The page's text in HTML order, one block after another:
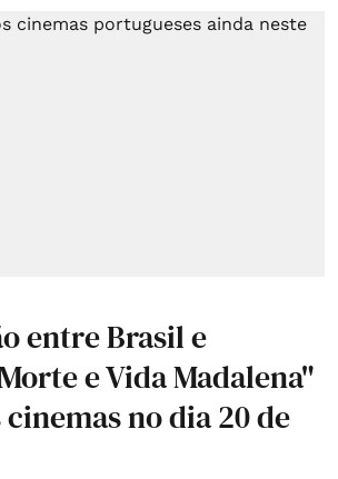
entre Brasil e
e Vida Madalena"
no dia 20 de